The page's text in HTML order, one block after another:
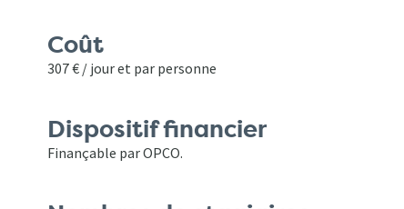
Coût
307 € / jour et par personne
Dispositif financier
Finançable par OPCO.